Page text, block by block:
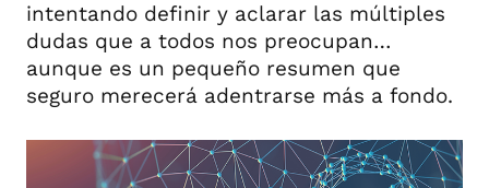
intentando definir y aclarar las múltiples
dudas que a todos nos preocupan…
aunque es un pequeño resumen que
seguro merecerá adentrarse más a fondo.